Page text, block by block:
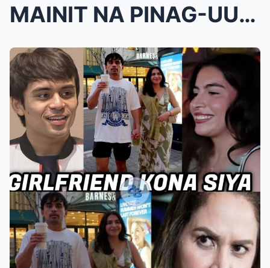
MAINIT NA PINAG-UUSAPAN NGAYON ANG NAGING REAKSYON...